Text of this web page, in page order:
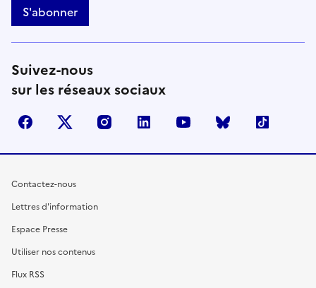
S'abonner
Suivez-nous
sur les réseaux sociaux
facebook X (anciennement Twitter)
instagramlinkedin youtube Bluesky
Contactez-nous
Lettres d'information
Espace Presse
Utiliser nos contenus
Flux RSS